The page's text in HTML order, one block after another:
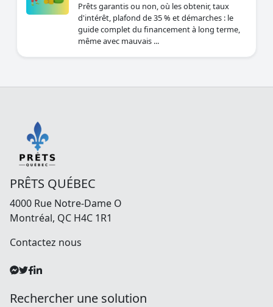
Prêts garantis ou non, où les obtenir, taux
d'intérêt, plafond de 35 % et démarches : le
guide complet du financement à long terme,
même avec mauvais ...
PRÊTS QUÉBEC
4000 Rue Notre-Dame O
Montréal, QC H4C 1R1
Contactez nous
Rechercher une solution